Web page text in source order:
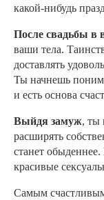
какой-нибудь
После свадьбы в
ваши тела.
доставлять
Ты начнешь
и есть основа
Выйдя замуж, ты
расширять
станет
красивые
Самым счастливым